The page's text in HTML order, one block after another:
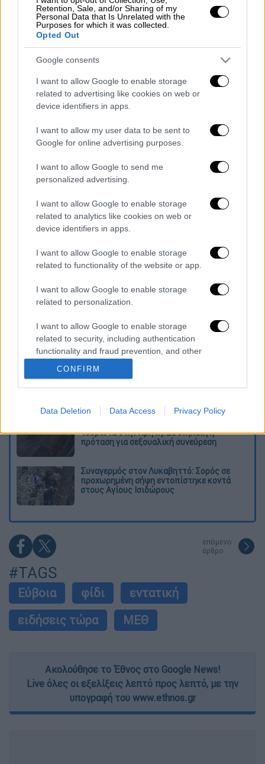
Retention, Sale, and/or Sharing of my
Personal Data that Is Unrelated with the
Purposes for which it was collected.
Opted Out
Google consents
I want to allow Google to enable storage
related to advertising like cookies on web or
device identifiers in apps.
I want to allow my user data to be sent to
Google for online advertising purposes.
I want to allow Google to send me
personalized advertising.
I want to allow Google to enable storage
related to analytics like cookies on web or
device identifiers in apps.
I want to allow Google to enable storage
related to functionality of the website or app.
I want to allow Google to enable storage
related to personalization.
I want to allow Google to enable storage
related to security, including authentication
functionality and fraud prevention, and other
CONFIRM
Data Deletion Data Access Privacy Policy
τραυματίες
Ελλάδα|09.06.2025 15:38
Σοκ στην Πάρο: Βρέφος 5 μηνών
έφυγε από τη ζωή - Συνελήφθησαν οι
γονείς του
προστατευτικά γάντια, τα οποία όμως δεν
κατάφεραν να αποτρέψουν τον τραυματισμό.
Ο 40χρονος διακομίστηκε εσπευσμένα στο
νοσοκομείο, όπου και νοσηλεύεται στη
Μονάδα Εντατικής Θεραπείας. Το δάγκωμα
επιπλοκές, καθιστώντας τηνκατάστασή του
Διαβάστε ακόμη
Kadebostany στο ethnos.gr: «Κάποτε
πίστευα ότι το να είσαι outsider ήταν
αδυναμία, τώρα το βλέπω ως δύναμη»
«Χωρίς σκηνές και κουβέρτες σε ακραίες
τουρίστα στην Κρήτη: Σε ενήλικη η
πρόταση για σεξουαλική συνεύρεση
Συναγερμός στον Λυκαβηττό: Σορός σε
προχωρημένη σήψη εντοπίστηκε κοντά
στους Αγίους Ισιδώρους
επόμενο
άρθρο
#TAGS
Εύβοια φίδι
εντατική
ειδήσεις τώρα
ΜΕΘ
Ακολούθησε το Έθνος στο Google News!
Live όλες οι εξελίξεις λεπτό προς λεπτό, με την
υπογραφή του www.ethnos.gr